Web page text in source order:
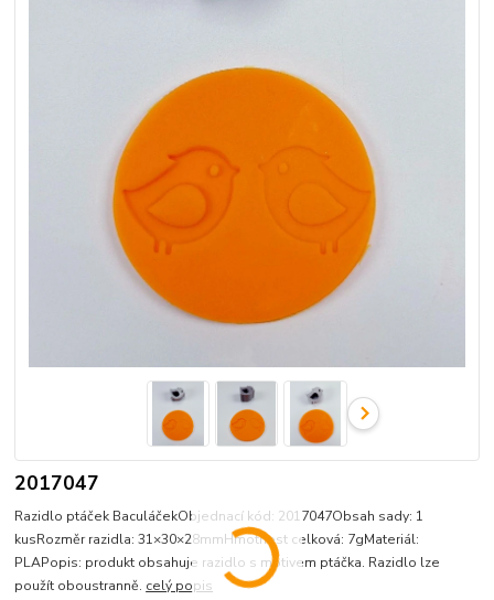
2017047
Razidlo ptáček BaculáčekObjednací kód: 2017047Obsah sady: 1
kusRozměr razidla: 31×30×28mmHmotnost celková: 7gMateriál:
PLAPopis: produkt obsahuje razidlo s motivem ptáčka. Razidlo lze
použít oboustranně. celý popis